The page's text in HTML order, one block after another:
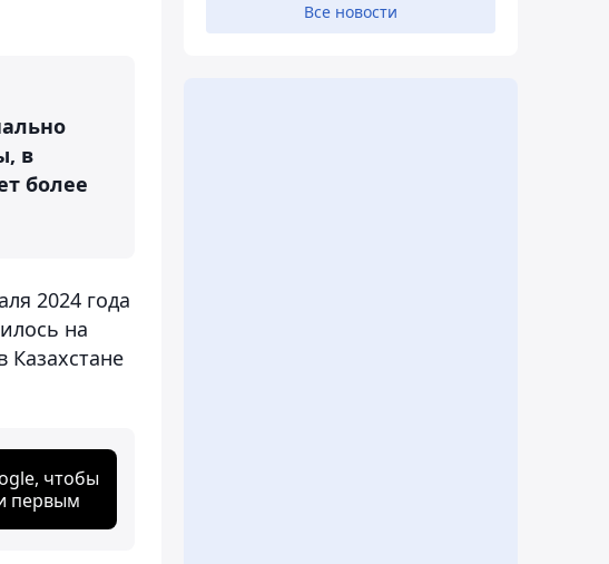
в
более
2024 года
на
Казахстане
чтобы
первым
Все новости